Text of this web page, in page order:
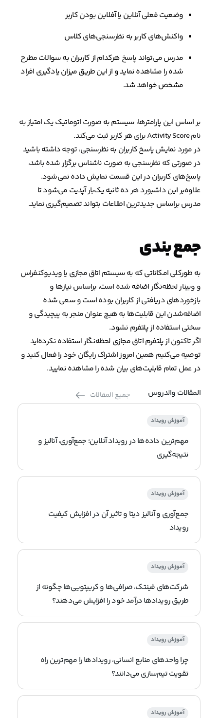
وضعیت فعلی آنلاین یا آفلاین بودن کاربر
واکنش‌های کاربر به نظرسنجی‌های کلاس
مدرس می‌تواند پاسخ هرکدام از کاربران به سوالات مطرح
شده را مشاهده نماید و از این طریق میزان یادگیری افراد
مشخص خواهد شد.
بر اساس این پارامترها، سیستم به صورت اتوماتیک یک امتیاز به
نام Activity Score برای هر کاربر ثبت می‌کند.
در مورد نمایش پاسخ کاربران به نظرسنجی، توجه داشته باشید
در صورتی که نظرسنجی به صورت ناشناس برگزار شده باشد،
پاسخ‌های کاربران در این قسمت نمایش داده نمی‌شود.
علاوه‌بر این داشبورد هر ده ثانیه یک‌بار آپدیت می‌شود تا
مدرس براساس جدیدترین اطلاعات بتواند تصمیم‌گیری نماید.
جمع بندی
به طورکلی امکاناتی که به سیستم اتاق مجازی یا ویدیوکنفراس
و وبینار لحظه‌نگار اضافه شده است، براساس نیازها و
بازخوردهای دریافتی از کاربران بوده است و سعی شده
اضافه‌شدن این قابلیت‌ها به هیچ عنوان منجر به پیچیدگی و
سختی استفاده از پلتفرم نشود.
اگر تاکنون از پلتفرم اتاق مجازی لحظه‌نگار استفاده نکرده‌اید
توصیه می‌کنیم همین امروز اشتراک رایگان خود را فعال کنید و
در عمل تمام قابلیت‌های بیان شده را مشاهده نمایید.
المقالات والدروس
جميع المقالات
آموزش رویداد
مهم‌ترین داده‌ها در رویداد آنلاین؛ جمع‌آوری، آنالیز و
نتیجه‌گیری
آموزش رویداد
جمع‌آوری و آنالیز دیتا و تاثیر آن در افزایش کیفیت
رویداد
آموزش رویداد
شرکت‌های فینتک، صرافی‌ها و کریپتویی‌ها چگونه از
طریق رویدادها درآمد خود را افزایش می‌دهند؟
آموزش رویداد
چرا واحدهای منابع انسانی، رویدادها را مهم‌ترین راه
تقویت تیم‌سازی می‌دانند؟
آموزش رویداد